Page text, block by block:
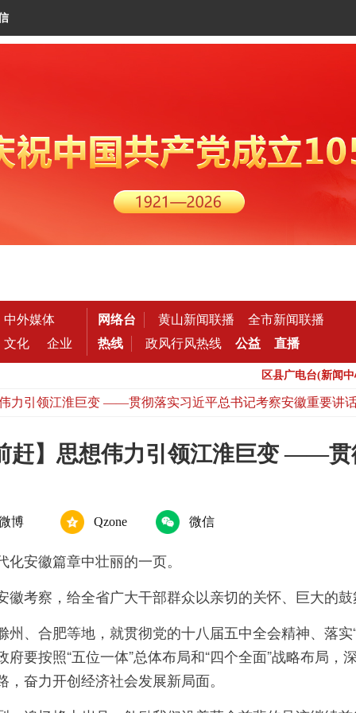
中外媒体
文化
企业
网络台 黄山新闻联播
全市新闻联播
热线
政风行风热线 公益 直播
区县广电台(新闻
力引领江淮巨变 ——贯彻落实习近平总书记考察安徽重要讲
赶】思想伟力引领江淮巨变 ——
博 Qzone 微信
安徽篇章中壮丽的一页。
考察，给全省广大干部群众以亲切的关怀、巨大的
、合肥等地，就贯彻党的十八届五中全会精神、落
要按照“五位一体”总体布局和“四个全面”战略布局
奋力开创经济社会发展新局面。